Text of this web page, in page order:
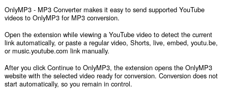
OnlyMP3 - MP3 Converter makes it easy to send supported YouTube
videos to OnlyMP3 for MP3 conversion.
Open the extension while viewing a YouTube video to detect the current
link automatically, or paste a regular video, Shorts, live, embed, youtu.be,
or music.youtube.com link manually.
After you click Continue to OnlyMP3, the extension opens the OnlyMP3
website with the selected video ready for conversion. Conversion does not
start automatically, so you remain in control.